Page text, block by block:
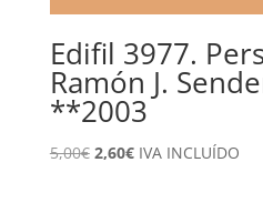
Edifil 3977.
Ramón J.
**2003
5,00€ El
2,60€ElIVA INCLUÍDO